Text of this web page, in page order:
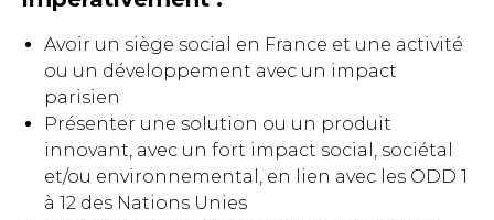
Avoir un siège social en France et une activité
ou un développement avec un impact
parisien
Présenter une solution ou un produit
innovant, avec un fort impact social, sociétal
et/ou environnemental, en lien avec les ODD 1
à 12 des Nations Unies